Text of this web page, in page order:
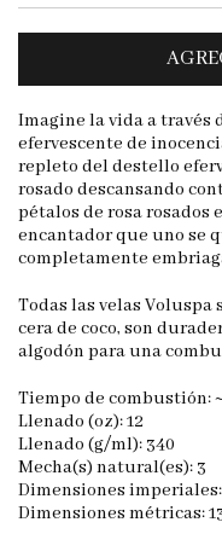
Imagine la vida a través
efervescente de
repleto del destello
rosado descansando
pétalos de rosa rosados
encantador que uno se
completamente
Todas las velas Voluspa
cera de coco, son
algodón para una
Tiempo de combustión:
Llenado (oz): 12
Llenado (g/ml): 340
Mecha(s) natural(es): 3
Dimensiones imperiales:
Dimensiones métricas: